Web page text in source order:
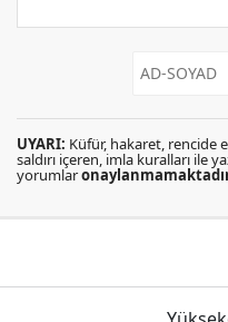
UYARI: Küfür, hakaret, rencide
saldırı içeren, imla kuralları ile
yorumlar